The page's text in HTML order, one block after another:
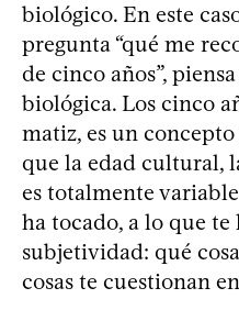
biológico. En este
pregunta “qué me
de cinco años”,
biológica. Los cinco
matiz, es un
que la edad cultural,
es totalmente
ha tocado, a lo que
subjetividad: qué
cosas te cuestionan